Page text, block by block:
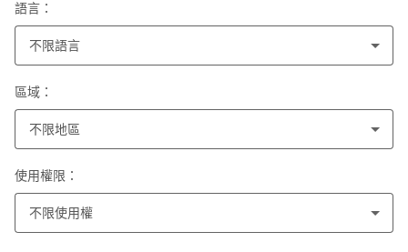
語言：
不限語言
區域：
不限地區
使用權限：
不限使用權